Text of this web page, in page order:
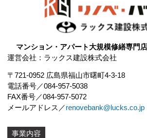
マンション・アパート大規模修繕専門
運営会社：ラックス建設株式会社
〒721-0952 広島県福山市曙町4-3-18
電話番号
084-957-5038
FAX番号
084-957-5072
メールアドレス
renovebank@lucks.co.jp
事業内容